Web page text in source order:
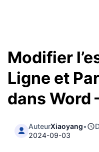
Modifier
Ligne et
dans Word
AuteurXiaoyang•
2024-09-03